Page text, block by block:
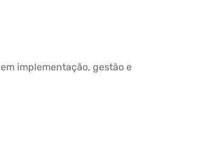
em implementação, gestão e